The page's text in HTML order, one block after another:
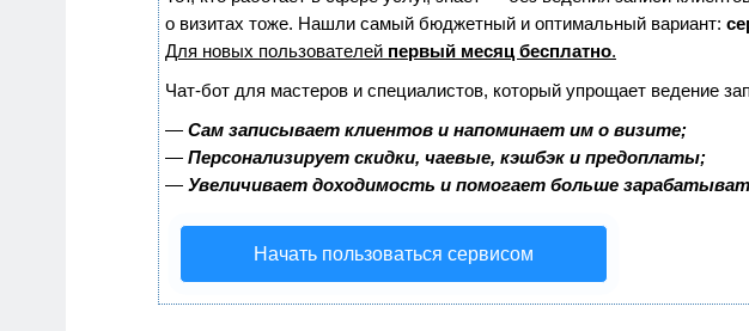
о визитах тоже. Нашли самый бюджетный и оптимальный вариант:
Для новых пользователей первый месяц бесплатно.
Чат-бот для мастеров и специалистов, который упрощает ведение
— Сам записывает клиентов и напоминает им о визите;
— Персонализирует скидки, чаевые, кэшбэк и предоплаты;
— Увеличивает доходимость и помогает больше
Начать пользоваться сервисом